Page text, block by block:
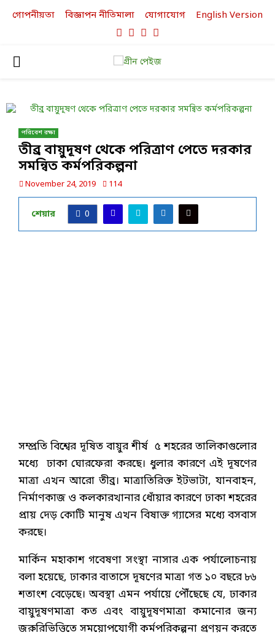
গোপনীয়তা বিজ্ঞাপন নীতিমালা যোগাযোগ English Version
Facebook
TwitterLinkedin
PRIMARY
পরিবেশ রক্ষা
তীব্র বায়ুদূষণ থেকে পরিত্রাণ পেতে দরকার
সমন্বিত কর্মপরিকল্পনা
November 24, 2019 114
শেয়ার 0
সম্প্রতি বিশ্বের দূষিত বায়ুর শীর্ষ ৫ শহরের তালিকাগুলোর
মধ্যে ঢাকা ঘোরফেরা করছে। ধুলার কারণে এই দূষণের
মাত্রা এখন আরো তীব্র। মাত্রাতিরিক্ত ইটভাটা, যানবাহন,
নির্মাণকাজ ও কলকারখানার ধোঁয়ার কারণে ঢাকা শহরের
প্রায় দেড় কোটি মানুষ এখন বিষাক্ত গ্যাসের মধ্যে বসবাস
করছে।
মার্কিন মহাকাশ গবেষণা সংস্থা নাসার এক পর্যালোচনায়
বলা হয়েছে, ঢাকার বাতাসে দূষণের মাত্রা গত ১০ বছরে ৮৬
শতাংশ বেড়েছে। অবস্থা এমন পর্যায়ে পৌঁছেছে যে, ঢাকার
বায়ুদূষণমাত্রা কত এবং বায়ুদূষণমাত্রা কমানোর জন্য
জরুরিভিত্তিতে সময়োপযোগী কর্মপরিকল্পনা প্রণয়ন করতে